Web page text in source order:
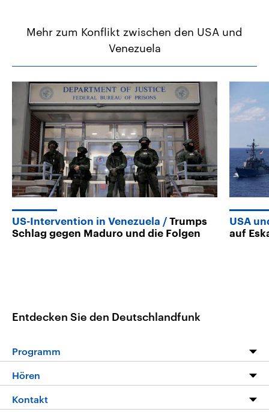
Mehr zum Konflikt zwischen den USA und
Venezuela
US-Intervention in Venezuela
Trumps
Schlag gegen Maduro und die Folgen
USA
auf
Entdecken Sie den Deutschlandfunk
Programm
Programm
Hören
Livestream
Kontakt